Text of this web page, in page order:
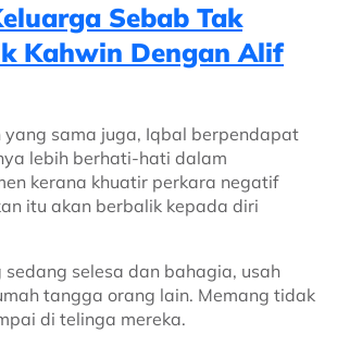
Sebab Tak
Kahwin Dengan Alif
sama juga, Iqbal berpendapat
lebih berhati-hati dalam
kerana khuatir perkara negatif
itu akan berbalik kepada diri
sedang selesa dan bahagia, usah
tangga orang lain. Memang tidak
di telinga mereka.